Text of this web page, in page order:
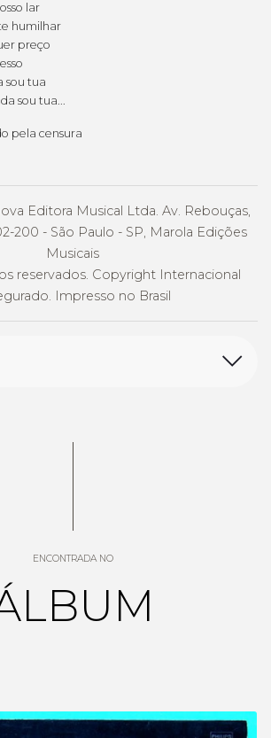
lar
humilhar
preço
sou tua
sou tua...
pela censura
Editora Musical Ltda. Av. Rebouças,
200 - São Paulo - SP, Marola Edições
Musicais
reservados. Copyright Internacional
Impresso no Brasil
ENCONTRADA NO